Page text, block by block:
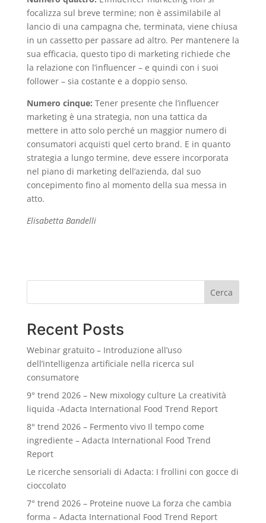
focalizza sul breve termine; non è assimilabile al
lancio di una campagna che, terminata, viene chiusa
in un cassetto per passare ad altro. Per mantenere la
sua efficacia, questo tipo di marketing richiede che
la relazione con l’influencer – e quindi con i suoi
follower – sia costante e a doppio senso.
Numero cinque: Tener presente che l’influencer
marketing è una strategia, non una tattica da
mettere in atto solo perché un maggior numero di
consumatori acquisti quel certo brand. E in quanto
strategia a lungo termine, deve essere incorporata
nel piano di marketing dell’azienda, dal suo
concepimento fino al momento della sua messa in
atto.
Elisabetta Bandelli
Cerca
Recent Posts
Webinar gratuito – Introduzione all’uso
dell’intelligenza artificiale nella ricerca sul
consumatore
9° trend 2026 – New mixology culture La creatività
liquida -Adacta International Food Trend Report
8° trend 2026 – Fermento vivo Il tempo come
ingrediente – Adacta International Food Trend
Report
Le ricerche sensoriali di Adacta: I frollini con gocce di
cioccolato
7° trend 2026 – Proteine nuove La forza che cambia
forma – Adacta International Food Trend Report